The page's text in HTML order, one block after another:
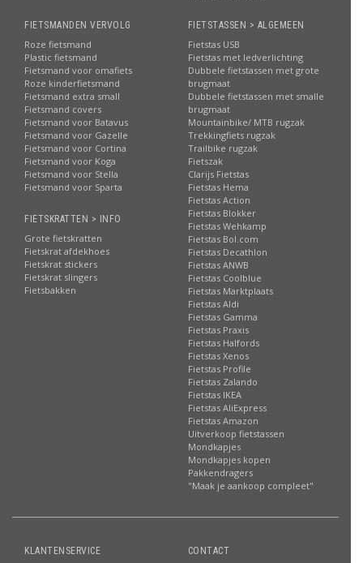
FIETSMANDEN VERVOLG
Roze fietsmand
Plastic fietsmand
Fietsmand voor omafiets
Roze kinderfietsmand
Fietsmand extra small
Fietsmand covers
Fietsmand voor Batavus
Fietsmand voor Gazelle
Fietsmand voor Cortina
Fietsmand voor Koga
Fietsmand voor Stella
Fietsmand voor Sparta
FIETSKRATTEN > INFO
Grote fietskratten
Fietskrat afdekhoes
Fietskrat stickers
Fietskrat slingers
Fietsbakken
FIETSTASSEN > ALGEMEEN
Fietstas USB
Fietstas met ledverlichting
Dubbele fietstassen met grote
brugmaat
Dubbele fietstassen met smalle
brugmaat
Mountainbike/ MTB rugzak
Trekkingfiets rugzak
Trailbike rugzak
Fietszak
Clarijs Fietstas
Fietstas Hema
Fietstas Action
Fietstas Blokker
Fietstas Wehkamp
Fietstas Bol.com
Fietstas Decathlon
Fietstas ANWB
Fietstas Coolblue
Fietstas Marktplaats
Fietstas Aldi
Fietstas Gamma
Fietstas Praxis
Fietstas Halfords
Fietstas Xenos
Fietstas Profile
Fietstas Zalando
Fietstas IKEA
Fietstas AliExpress
Fietstas Amazon
Uitverkoop fietstassen
Mondkapjes
Mondkapjes kopen
Pakkendragers
"Maak je aankoop compleet"
KLANTENSERVICE CONTACT